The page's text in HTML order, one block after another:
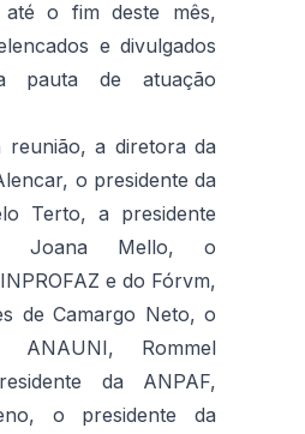
até o fim deste mês,
e divulgados
pauta de atuação
reunião, a diretora da
o presidente da
Terto, a presidente
Joana Mello, o
e do Fórvm,
de Camargo Neto, o
ANAUNI, Rommel
da ANPAF,
o presidente da